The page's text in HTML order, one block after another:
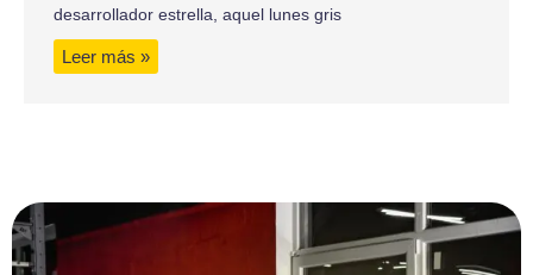
desarrollador estrella, aquel lunes gris
Leer más »